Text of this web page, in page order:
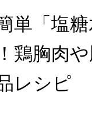
単「塩
鶏胸肉
レシピ